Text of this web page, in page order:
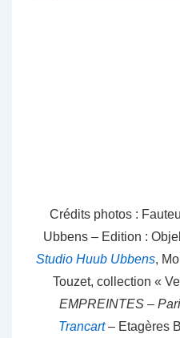
Crédits photos :
Ubbens – Edition :
Studio Huub Ubbens,
Touzet, collection «
EMPREINTES –
Trancart– Etagères